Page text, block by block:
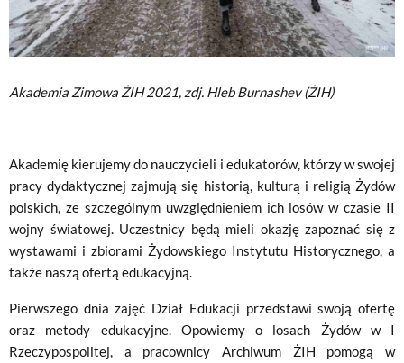
Akademia Zimowa ŻIH 2021, zdj. Hleb Burnashev (ŻIH)
Akademię kierujemy do nauczycieli i edukatorów, którzy w swojej
pracy dydaktycznej zajmują się historią, kulturą i religią Żydów
polskich, ze szczególnym uwzględnieniem ich losów w czasie II
wojny światowej. Uczestnicy będą mieli okazję zapoznać się z
wystawami i zbiorami Żydowskiego Instytutu Historycznego, a
także naszą ofertą edukacyjną.
Pierwszego dnia zajęć Dział Edukacji przedstawi swoją ofertę
oraz metody edukacyjne. Opowiemy o losach Żydów w I
Rzeczypospolitej, a pracownicy Archiwum ŻIH pomogą w